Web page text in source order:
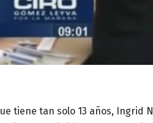
tiene tan solo 13 años, Ingrid